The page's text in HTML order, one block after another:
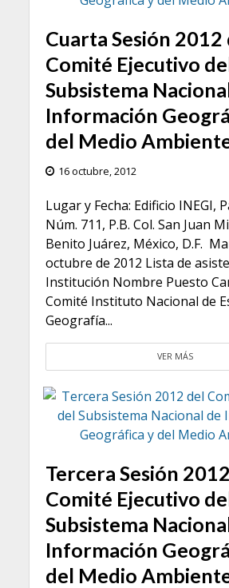
Cuarta Sesión 2012
Comité Ejecutivo
Subsistema
Información
del Medio
16 octubre, 2012
Lugar y Fecha: Edificio INEGI,
Núm. 711, P.B. Col. San Juan
Benito Juárez, México, D.F.
octubre de 2012 Lista de
Institución Nombre Puesto
Comité Instituto Nacional de
Geografía...
VER MÁS
Tercera Sesión
Comité Ejecutivo
Subsistema
Información
del Medio